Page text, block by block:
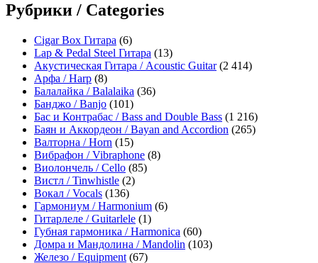
Рубрики / Categories
Cigar Box Гитара (6)
Lap & Pedal Steel Гитара (13)
Акустическая Гитара / Acoustic Guitar(2 414)
Арфа / Harp (8)
Балалайка / Balalaika (36)
Банджо / Banjo (101)
Бас и Контрабас / Bass and Double Bass (1 216)
Баян и Аккордеон / Bayan and Accordion (265)
Валторна / Horn (15)
Вибрафон / Vibraphone (8)
Виолончель / Cello (85)
Вистл / Tinwhistle (2)
Вокал / Vocals (136)
Гармониум / Harmonium (6)
Гитарлеле / Guitarlele (1)
Губная гармоника / Harmonica (60)
Домра и Мандолина / Mandolin (103)
Железо / Equipment (67)